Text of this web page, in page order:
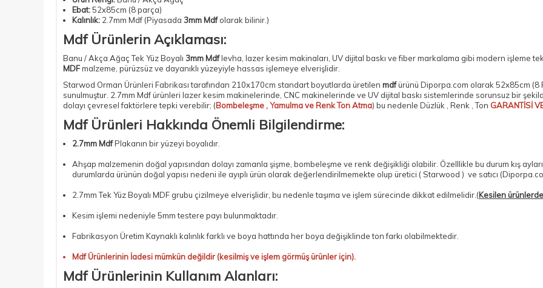
Ebat:52x85cm (8 parça)
Kalınlık: 2.7mm Mdf (Piyasada 3mm Mdfolarak bilinir.)
Mdf Ürünlerin Açıklaması:
Banu / Akça Ağaç Tek Yüz Boyalı 3mm Mdflevha, lazer kesim makinaları , UV dijital baskı vefiber markalama gibi modern işleme
MDFmalzeme, pürüzsüz ve dayanıklı yüzeyiyle hassas işlemeye elverişlidir.
Starwod Orman Ürünleri Fabrikası tarafından 210x170cm standart boyutlarda üretilen mdfürünü Diporpa.com olarak 52x85cm (8
sunulmuştur. 2.7mm Mdfürünleri lazer kesim makinelerinde, CNC makinelerinde ve UV dijital baskı sistemlerinde sorunsuz bir
dolayı çevresel faktörlere tepki verebilir; (Bombeleşme , Yamulma ve Renk Ton Atma) bu nedenle Düzlük , Renk , Ton GARANTİSİ
Mdf Ürünleri Hakkında Önemli Bilgilendirme:
2.7mm MdfPlakanın bir yüzeyi boyalıdır.
Ahşap malzemenin doğal yapısından dolayı zamanla şişme, bombeleşme ve renk değişikliği olabilir. Özelllikle bu durum kış
durumlarda ürünün doğal yapısı nedeni ile ayıplı ürün olarak değerlendirilmemekte olup üretici ( Starwood ) ve satıcı
2.7mm Tek Yüz Boyalı MDF grubu çizilmeye elverişlidir, bu nedenle taşıma ve işlem sürecinde dikkat edilmelidir.(Kesilen
Kesim işlemi nedeniyle 5mm testere payı bulunmaktadır.
Fabrikasyon Üretim Kaynaklı kalınlık farklı ve boya hattında her boya değişiklinde ton farkı olabilmektedir.
Mdf Ürünlerinin İadesi mümkün değildir (kesilmiş ve işlem görmüş ürünler için).
Mdf Ürünlerinin Kullanım Alanları: